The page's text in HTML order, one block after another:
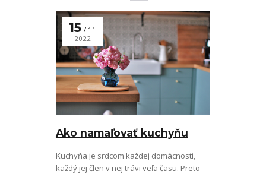
Ako namaľovať kuchyňu
15
11
2022
Kuchyňa je srdcom každej domácnosti,
každý jej člen v nej trávi veľa času. Preto